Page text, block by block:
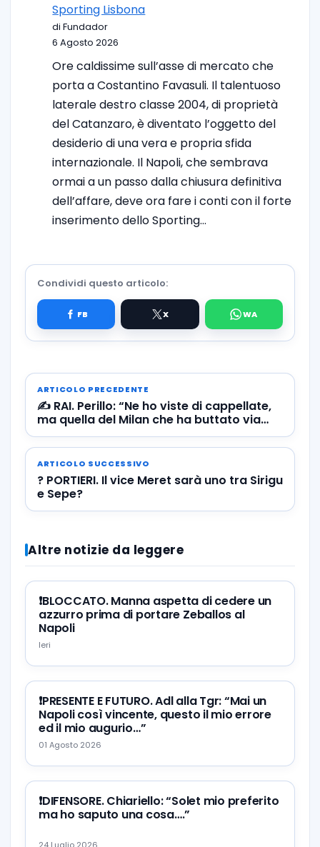
Sporting Lisbona
di Fundador
6 Agosto 2026
Ore caldissime sull’asse di mercato che
porta a Costantino Favasuli. Il talentuoso
laterale destro classe 2004, di proprietà
del Catanzaro, è diventato l’oggetto del
desiderio di una vera e propria sfida
internazionale. Il Napoli, che sembrava
ormai a un passo dalla chiusura definitiva
dell’affare, deve ora fare i conti con il forte
inserimento dello Sporting…
Condividi questo articolo:
ARTICOLO PRECEDENTE
✍️ RAI. Perillo: “Ne ho viste di cappellate,
ma quella del Milan che ha buttato via
Locatelli…”
ARTICOLO SUCCESSIVO
? PORTIERI. Il vice Meret sarà uno tra Sirigu
e Sepe?
Altre notizie da leggere
❗️BLOCCATO. Manna aspetta di cedere un
azzurro prima di portare Zeballos al
Napoli
Ieri
❗️PRESENTE E FUTURO. Adl alla Tgr: “Mai un
Napoli così vincente, questo il mio errore
ed il mio augurio…”
01 Agosto 2026
❗️DIFENSORE. Chiariello: “Solet mio preferito
ma ho saputo una cosa….”